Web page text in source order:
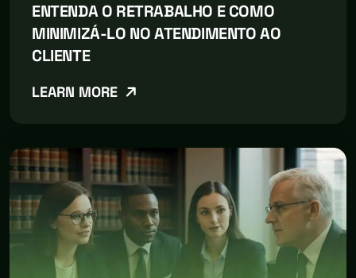
ENTENDA O RETRABALHO E COMO
MINIMIZÁ-LO NO ATENDIMENTO AO
CLIENTE
LEARN MORE